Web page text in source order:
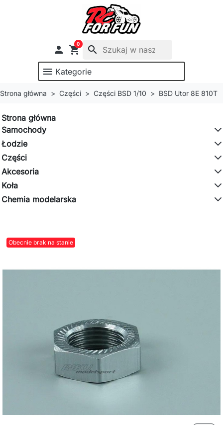
 shopping_cart
0
search
menu Kategorie
Strona główna Części Części BSD 1/10 BSD Utor 8E 810T
Strona główna
Samochody
Łodzie
Części
Akcesoria
Koła
Chemia modelarska
Obecnie brak na stanie